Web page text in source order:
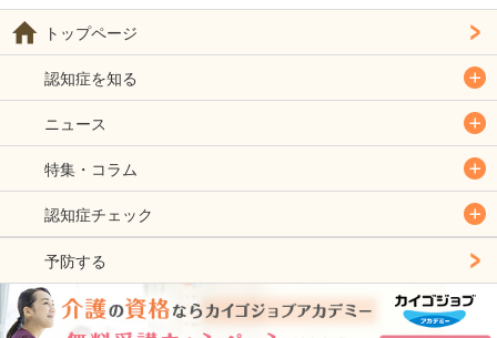
トップページ
認知症を知る
ニュース
特集・コラム
認知症チェック
予防する